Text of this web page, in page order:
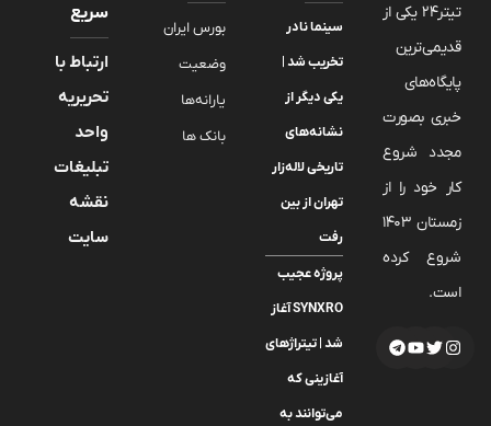
تیتر24 یکی از
قدیمی‌ترین
پایگاه‌های
خبری بصورت
مجدد شروع
کار خود را از
زمستان 1403
شروع کرده
است.
سینما نادر
تخریب شد |
یکی دیگر از
نشانه‌های
تاریخی لاله‌زار
تهران از بین
رفت
پروژه عجیب
SYNXRO آغاز
شد | تیتراژهای
آغازینی که
می‌توانند به
بورس ایران
وضعیت
یارانه‌ها
بانک ها
سریع
ارتباط با
تحریریه
واحد
تبلیغات
نقشه
سایت